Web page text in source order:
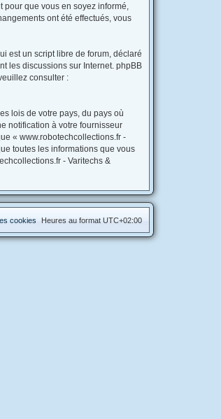
pour que vous en soyez informé,
ont été effectués, vous
est un script libre de forum, déclaré
les discussions sur Internet. phpBB
consulter :
lois de votre pays, du pays où
notification à votre fournisseur
« www.robotechcollections.fr -
toutes les informations que vous
- Varitechs &
Heures au format UTC+02:00
cookies